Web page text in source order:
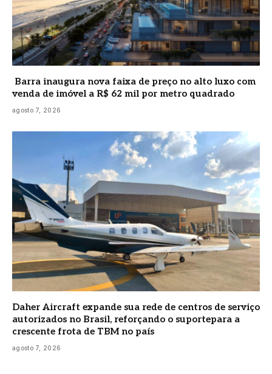
Barra inaugura nova faixa de preço no alto luxo com
venda de imóvel a R$ 62 mil por metro quadrado
agosto 7, 2026
Daher Aircraft expande sua rede de centros de serviço
autorizados no Brasil, reforçando o suportepara a
crescente frota de TBM no país
agosto 7, 2026